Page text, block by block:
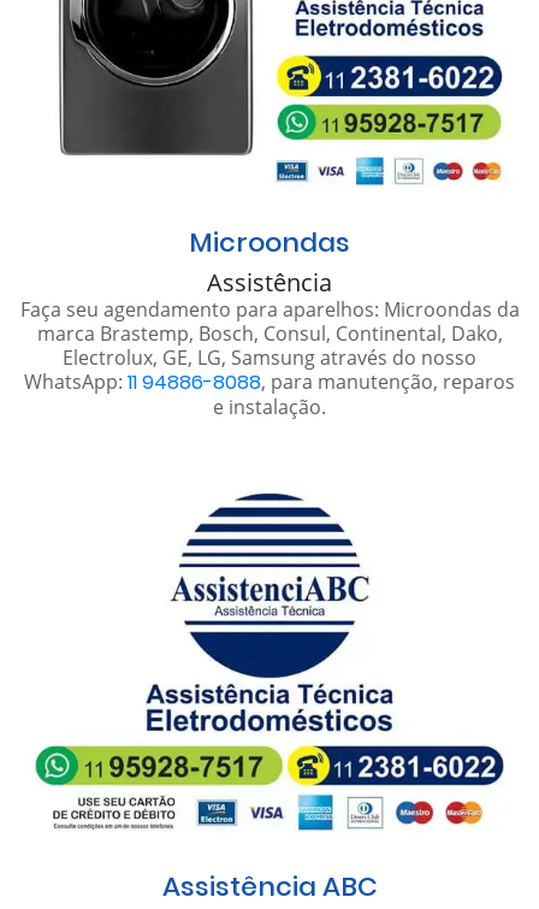
Microondas
Assistência
Faça seu agendamento para aparelhos: Microondas da
marca Brastemp, Bosch, Consul, Continental, Dako,
Electrolux, GE, LG, Samsung através do nosso
WhatsApp: 11 94886-8088, para manutenção, reparos
e instalação.
Assistência ABC